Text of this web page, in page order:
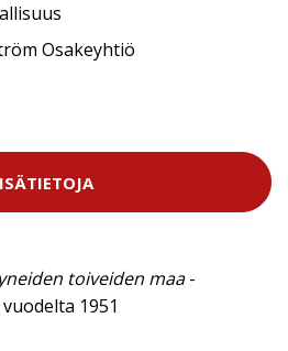
Osakeyhtiö
toiveiden maa-
1951